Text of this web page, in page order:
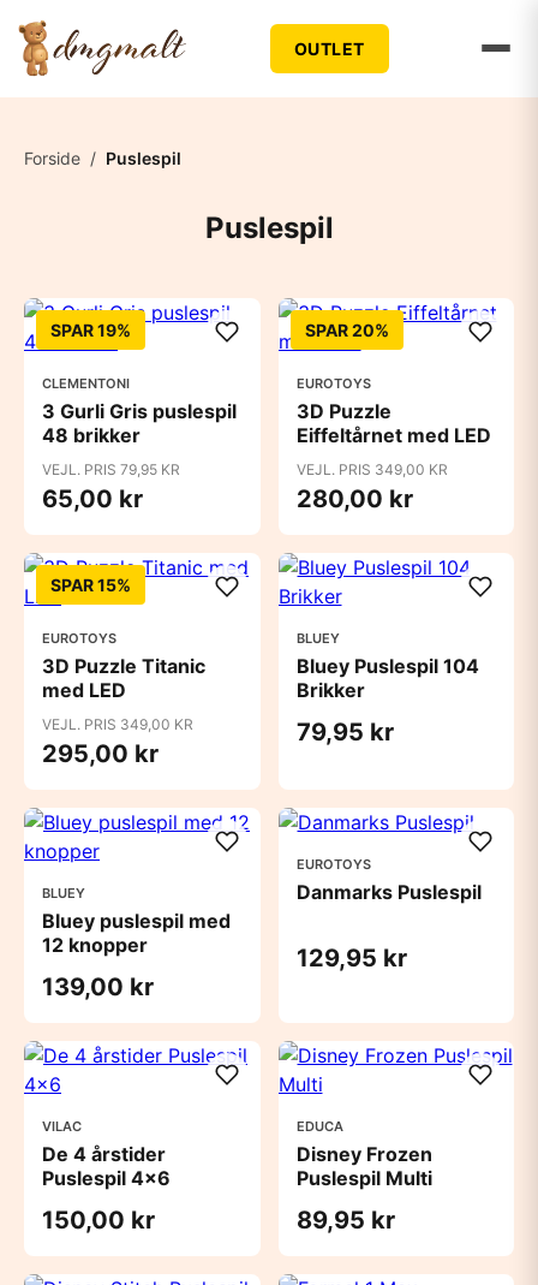
OUTLET
Forside / Puslespil
Puslespil
SPAR 19%
CLEMENTONI
3 Gurli Gris puslespil
48 brikker
VEJL. PRIS 79,95 KR
65,00 kr
SPAR 20%
EUROTOYS
3D Puzzle
Eiffeltårnet med LED
VEJL. PRIS 349,00 KR
280,00 kr
SPAR 15%
EUROTOYS
3D Puzzle Titanic
med LED
VEJL. PRIS 349,00 KR
295,00 kr
BLUEY
Bluey Puslespil 104
Brikker
79,95 kr
BLUEY
Bluey puslespil med
12 knopper
139,00 kr
EUROTOYS
Danmarks Puslespil
129,95 kr
VILAC
De 4 årstider
Puslespil 4x6
150,00 kr
EDUCA
Disney Frozen
Puslespil Multi
89,95 kr